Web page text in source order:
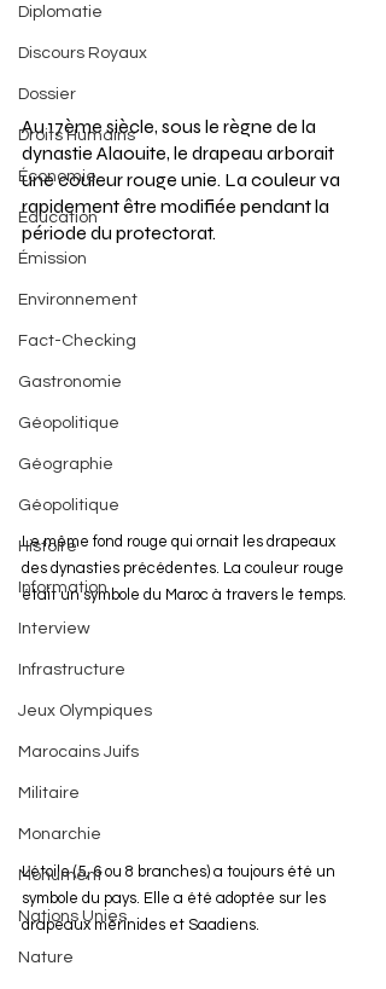
Diplomatie
Discours Royaux
Dossier
Droits Humains
Économie
Éducation
Émission
Environnement
Fact-Checking
Gastronomie
Géopolitique
Géographie
Géopolitique
Histoire
Information
Interview
Infrastructure
Jeux Olympiques
Marocains Juifs
Militaire
Monarchie
Monument
Nations Unies
Nature
Au 17ème siècle, sous le règne de la
dynastie Alaouite, le drapeau arborait
une couleur rouge unie. La couleur va
rapidement être modifiée pendant la
période du protectorat.
Le même fond rouge qui ornait les drapeaux
des dynasties précédentes. La couleur rouge
était un symbole du Maroc à travers le temps.
L'étoile (5, 6 ou 8 branches) a toujours été un
symbole du pays. Elle a été adoptée sur les
drapeaux mérinides et Saadiens.